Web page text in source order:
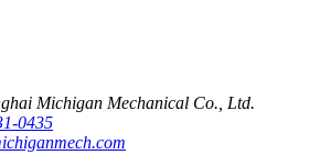
Michigan Mechanical Co., Ltd.
0435